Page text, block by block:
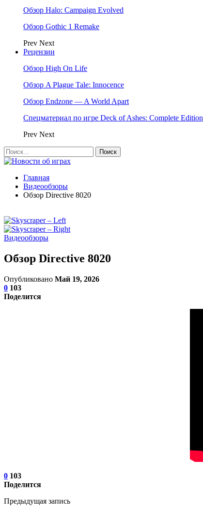
Обзор Halo: Campaign Evolved
Обзор Gothic 1 Remake
Prev Next
Рецензии
Обзор High On Life
Обзор A Plague Tale: Innocence
Обзор Endzone — A World Apart
Спецматериал по игре Deck of Ashes: Complete Edition
Prev Next
Главная
Видеообзоры
Обзор Directive 8020
Видеообзоры
Обзор Directive 8020
Опубликовано Май 19, 2026
0 103
Поделится
0 103
Поделится
Предыдущая запись